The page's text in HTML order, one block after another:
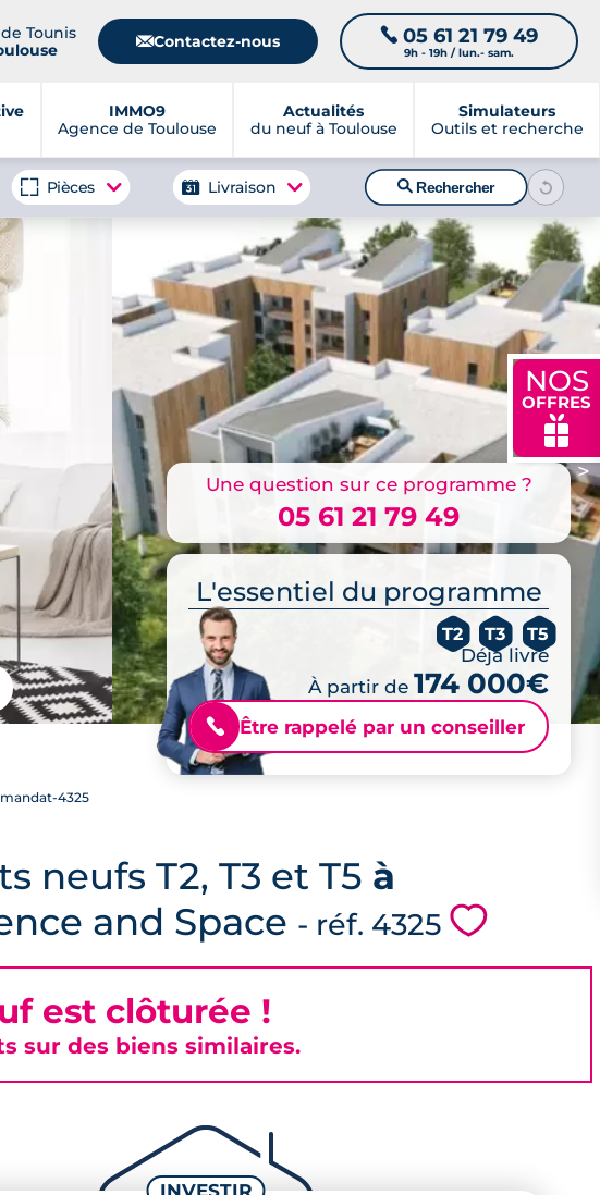
Tounis
📧Contactez-nous 📞 05 61 21 79 49
9h - 19h / lun.- sam.
IMMO9
Agence de Toulouse
Actualités
du neuf à Toulouse
Simulateurs
Outils et recherche
NOS
OFFRES
🎁
Pièces Livraison 🔍Rechercher
>
Une question sur ce programme ?
05 61 21 79 49
L'essentiel du programme
T2 T3 T5
Déjà livré
À partir de 174 000€
📞 Être rappelé par un conseiller
mandat-4325
neufs T2, T3 et T5 à
and Space - réf. 4325 💗
est clôturée !
sur des biens similaires.